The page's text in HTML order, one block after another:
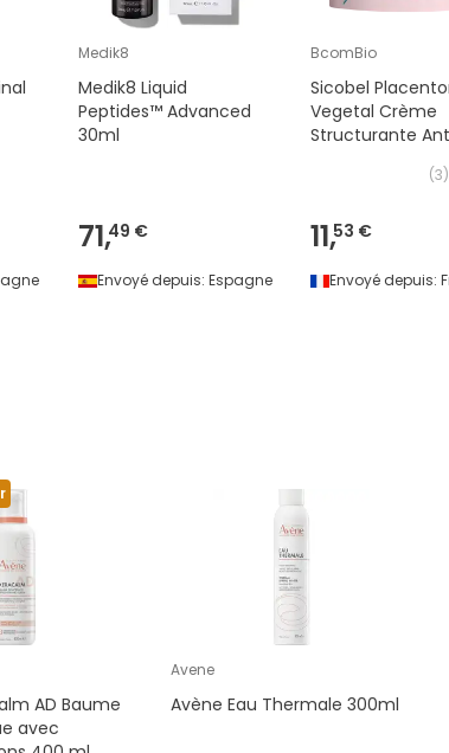
Medik8
Medik8 Liquid
Peptides™ Advanced
30ml
71,49 €
Envoyé depuis: Espagne
BcomBio
Sicobel
Vegetal Crème
Structurante
(3)
11,53 €
Envoyé depuis:
AD Baume
avec
Avene
Avène Eau Thermale 300ml